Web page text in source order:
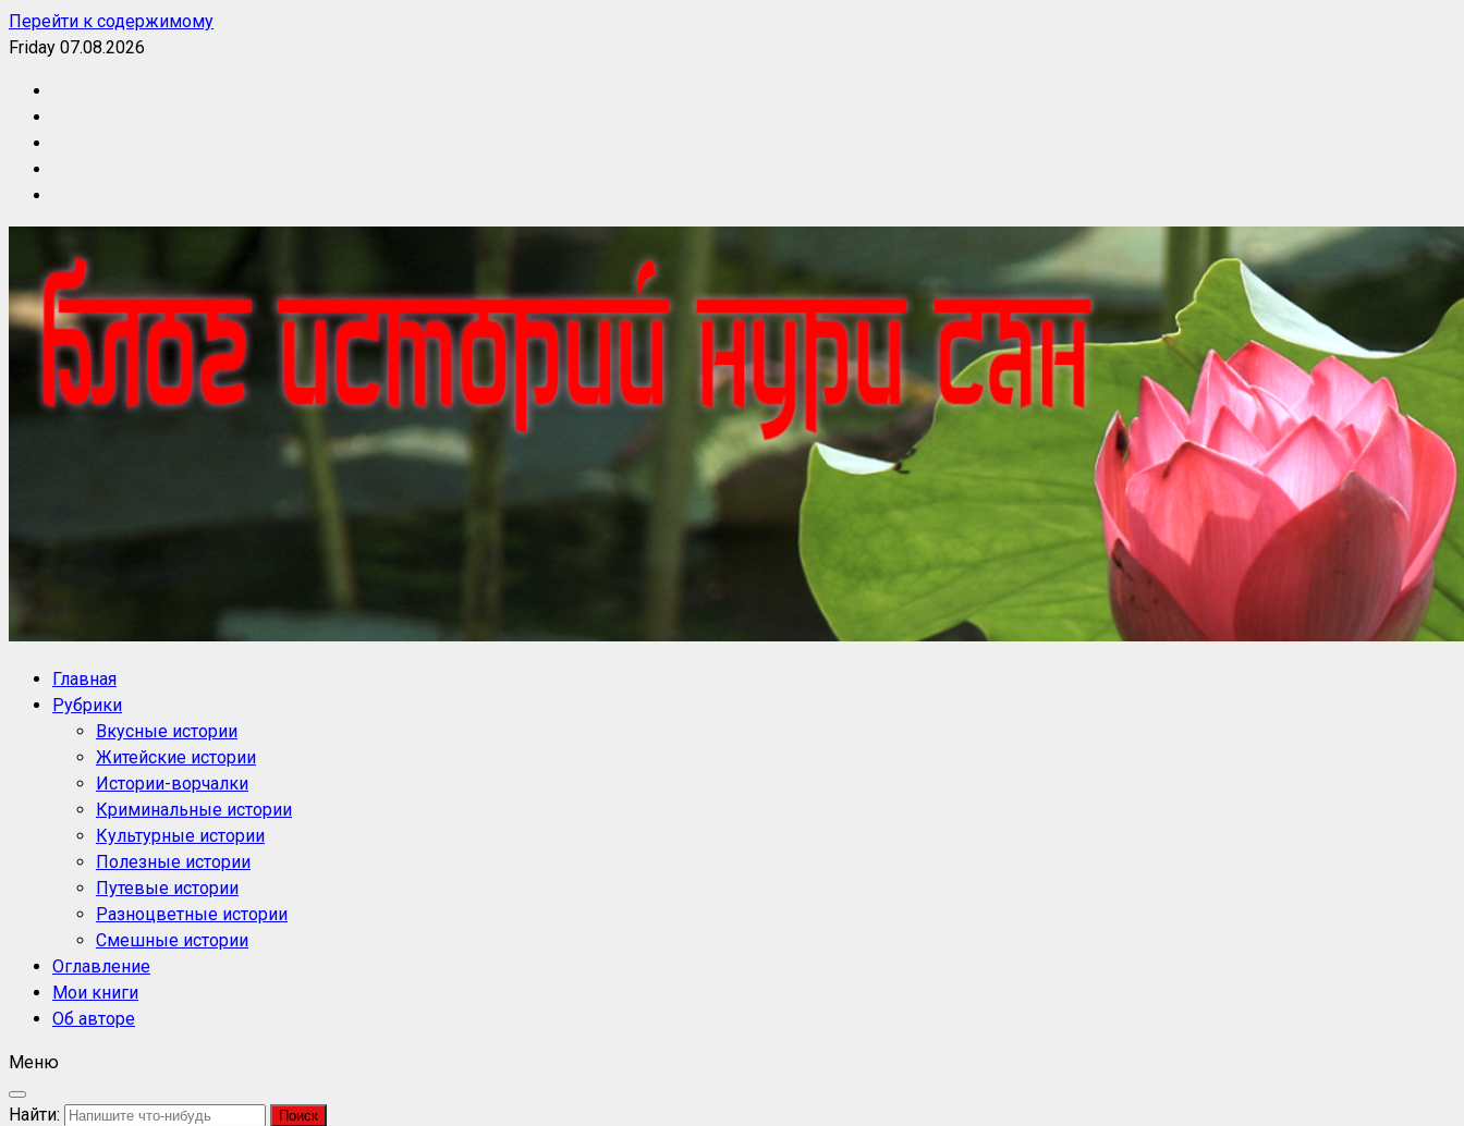
Перейти к содержимому
Friday 07.08.2026
Блог историй NoorySan
Главная
Рубрики
Вкусные истории
Житейские истории
Истории-ворчалки
Криминальные истории
Культурные истории
Полезные истории
Путевые истории
Разноцветные истории
Смешные истории
Оглавление
Мои книги
Об авторе
Меню
Найти: